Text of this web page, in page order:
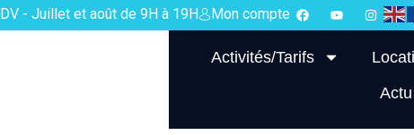
- Juillet et août de 9H à 19H Mon compte
Activités/Tarifs
Actu